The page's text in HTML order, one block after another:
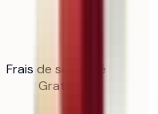
Frais de scolarité
Gratuit